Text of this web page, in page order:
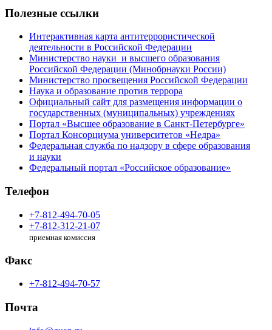
Полезные ссылки
Интерактивная карта антитеррористической
деятельности в Российской Федерации
Министерство науки и высшего образования
Российской Федерации (Минобрнауки России)
Министерство просвещения Российской Федерации
Наука и образование против террора
Официальный сайт для размещения информации о
государственных (муниципальных) учреждениях
Портал «Высшее образование в Санкт-Петербурге»
Портал Консорциума университетов «Недра»
Федеральная служба по надзору в сфере образования
и науки
Федеральный портал «Российское образование»
Телефон
+7-812-494-70-05
+7-812-312-21-07
приемная комиссия
Факс
+7-812-494-70-57
Почта